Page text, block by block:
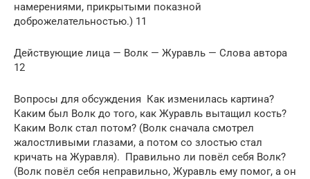
намерениями, прикрытыми показной
доброжелательностью.) 11
Действующие лица — Волк — Журавль — Слова автора
12
Вопросы для обсуждения ­ Как изменилась картина?
Каким был Волк до того, как Журавль вытащил кость?
Каким Волк стал потом? (Волк сначала смотрел
жалостливыми глазами, а потом со злостью стал
кричать на Журавля). ­ Правильно ли повёл себя Волк?
(Волк повёл себя неправильно, Журавль ему помог, а он